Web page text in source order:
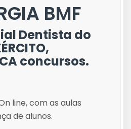
BMF
Dentista do
concursos.
line, com as aulas
de alunos.